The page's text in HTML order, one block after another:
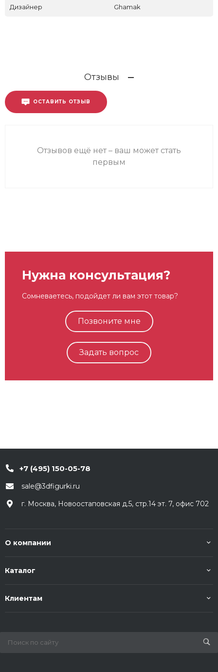
Дизайнер Ghamak
Отзывы
ОСТАВИТЬ ОТЗЫВ
Отзывов ещё нет – ваш может стать
первым
Нужна консультация?
Сомневаетесь, подойдет ли вам этот товар?
Позвоните мне
Задать вопрос
+7 (495) 150-05-78
sale@3dfigurki.ru
г. Москва, Новоостаповская д.5, стр.14 эт. 7, офис 702
О компании
Каталог
Клиентам